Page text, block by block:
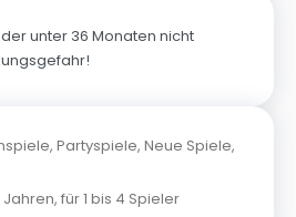
unter 36 Monaten nicht
, Partyspiele, Neue Spiele,
Jahren, für 1 bis 4 Spieler